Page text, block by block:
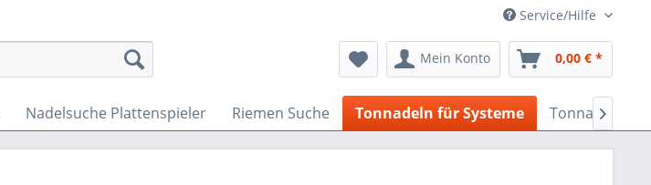
Service/Hilfe
Mein Konto 0,00 € *
Nadelsuche Plattenspieler Riemen Suche Tonnadeln für Systeme Tonnadeln
